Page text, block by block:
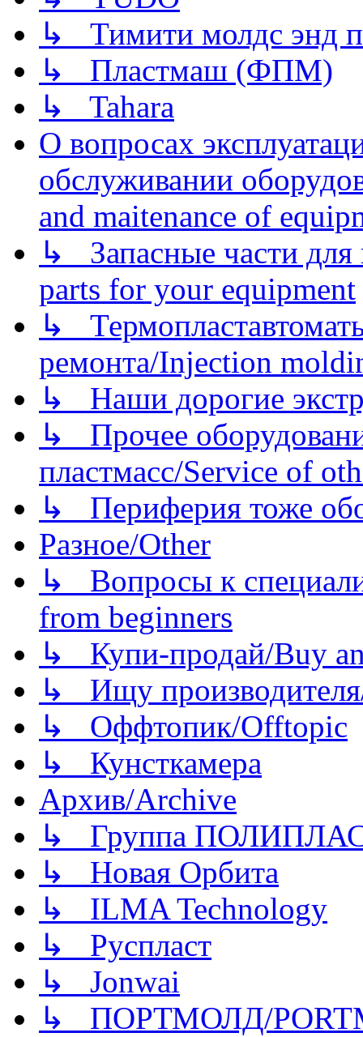
↳ Тимити молдс энд
↳ Пластмаш (ФПМ)
↳ Tahara
О вопросах
обслуживании
and maitenance of
↳ Запасные части для
parts for your equipment
↳
ремонта/Injection
↳ Наши дорогие
↳ Прочее
пластмасс/Service of
↳ Периферия тоже
Разное/Other
↳ Вопросы к
from beginners
↳ Купи-продай/Buy
↳ Ищу
↳ Оффтопик/Offtopic
↳ Кунсткамера
Архив/Archive
↳ Группа
↳ Новая Орбита
↳ ILMA Technology
↳ Руспласт
↳ Jonwai
↳ ПОРТМОЛД/